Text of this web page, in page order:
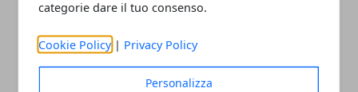
categorie dare il tuo consenso.
Cookie Policy | Privacy Policy
Personalizza
ARTICOLI CORRELATI